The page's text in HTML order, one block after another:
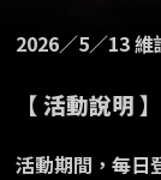
2026／5／13
【 活動說明 】
活動期間，每日